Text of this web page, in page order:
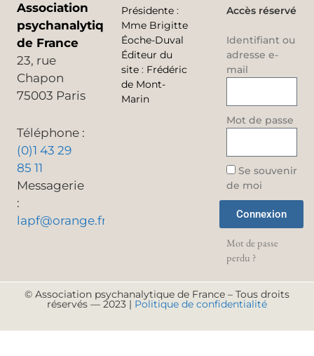
Association
psychanalytique
de France
23, rue
Chapon
75003 Paris
Téléphone :
(0)1 43 29
85 11
Messagerie
:
lapf@orange.fr
Présidente :
Mme Brigitte
Éoche-Duval
Éditeur du
site : Frédéric
de Mont-
Marin
Accès réservé
Identifiant ou
adresse e-
mail
Mot de passe
Se souvenir
de moi
Connexion
Mot de passe
perdu ?
© Association psychanalytique de France – Tous droits
réservés — 2023 | Politique de confidentialité